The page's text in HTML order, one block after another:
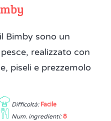
Bimby sono un
realizzato con
piseli e prezzemolo
Difficoltà: Facile
Num. ingredienti: 8